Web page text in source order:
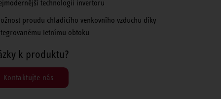
technologii invertoru
proudu chladicího venkovního vzduchu díky
letnímu obtoku
k produktu?
Kontaktujte nás